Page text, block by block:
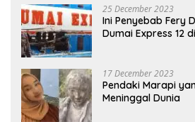
25 December 2023
Ini Penyebab Fery
Dumai Express 12
17 December 2023
Pendaki Marapi
Meninggal Dunia